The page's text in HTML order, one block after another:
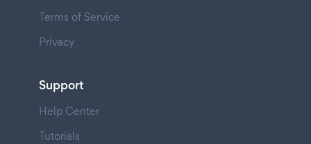
Terms of Service
Privacy
Support
Help Center
Tutorials